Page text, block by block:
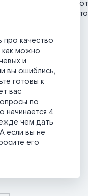
про качество
как можно
и
вы ошиблись,
готовы к
вас
по
начинается 4
чем дать
если вы не
его